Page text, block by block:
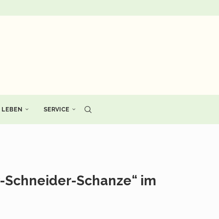
LEBEN SERVICE
Schneider-Schanze“ im